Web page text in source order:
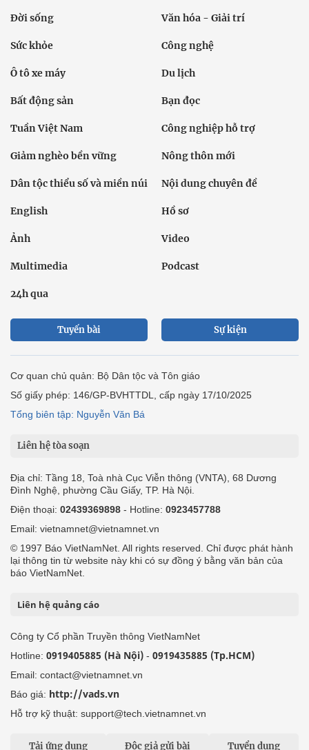
Đời sống Văn hóa - Giải trí
Sức khỏe Công nghệ
Ô tô xe máy Du lịch
Bất động sản Bạn đọc
Tuần Việt Nam Công nghiệp hỗ trợ
Giảm nghèo bền vững Nông thôn mới
Dân tộc thiểu số và miền núi Nội dung chuyên đề
English Hồ sơ
Ảnh Video
Multimedia Podcast
24h qua
Tuyến bài Sự kiện
Cơ quan chủ quản: Bộ Dân tộc và Tôn giáo
Số giấy phép: 146/GP-BVHTTDL, cấp ngày 17/10/2025
Tổng biên tập: Nguyễn Văn Bá
Liên hệ tòa soạn
Địa chỉ: Tầng 18, Toà nhà Cục Viễn thông (VNTA), 68 Dương
Đình Nghệ, phường Cầu Giấy, TP. Hà Nội.
Điện thoại: 02439369898 - Hotline: 0923457788
Email: vietnamnet@vietnamnet.vn
© 1997 Báo VietNamNet. All rights reserved. Chỉ được phát hành
lại thông tin từ website này khi có sự đồng ý bằng văn bản của
báo VietNamNet.
Liên hệ quảng cáo
Công ty Cổ phần Truyền thông VietNamNet
Hotline: 0919405885 (Hà Nội) - 0919435885 (Tp.HCM)
Email: contact@vietnamnet.vn
Báo giá: http://vads.vn
Hỗ trợ kỹ thuật: support@tech.vietnamnet.vn
Tải ứng dụng Độc giả gửi bài Tuyển dụng